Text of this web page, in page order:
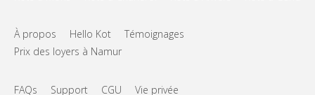
À propos Hello Kot
Témoignages
Prix des loyers à Namur
FAQs Support CGU Vie privée